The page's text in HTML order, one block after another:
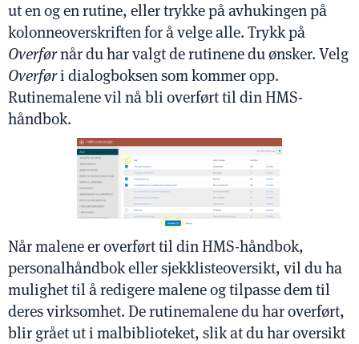
ut en og en rutine, eller trykke på avhukingen på
kolonneoverskriften for å velge alle. Trykk på
Overførnår du har valgt de rutinene du ønsker. Velg
Overføri dialogboksen som kommer opp.
Rutinemalene vil nå bli overført til din HMS-
håndbok.
Når malene er overført til din HMS-håndbok,
personalhåndbok eller sjekklisteoversikt, vil du ha
mulighet til å redigere malene og tilpasse dem til
deres virksomhet. De rutinemalene du har overført,
blir grået ut i malbiblioteket, slik at du har oversikt